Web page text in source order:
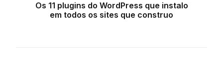
Os 11 plugins do WordPress que instalo
em todos os sites que construo